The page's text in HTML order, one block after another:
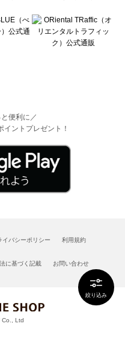
絞り込み
便利に／
ントプレゼント！
イバシーポリシー 利用規約
に基づく記載 お問い合わせ
Co., Ltd